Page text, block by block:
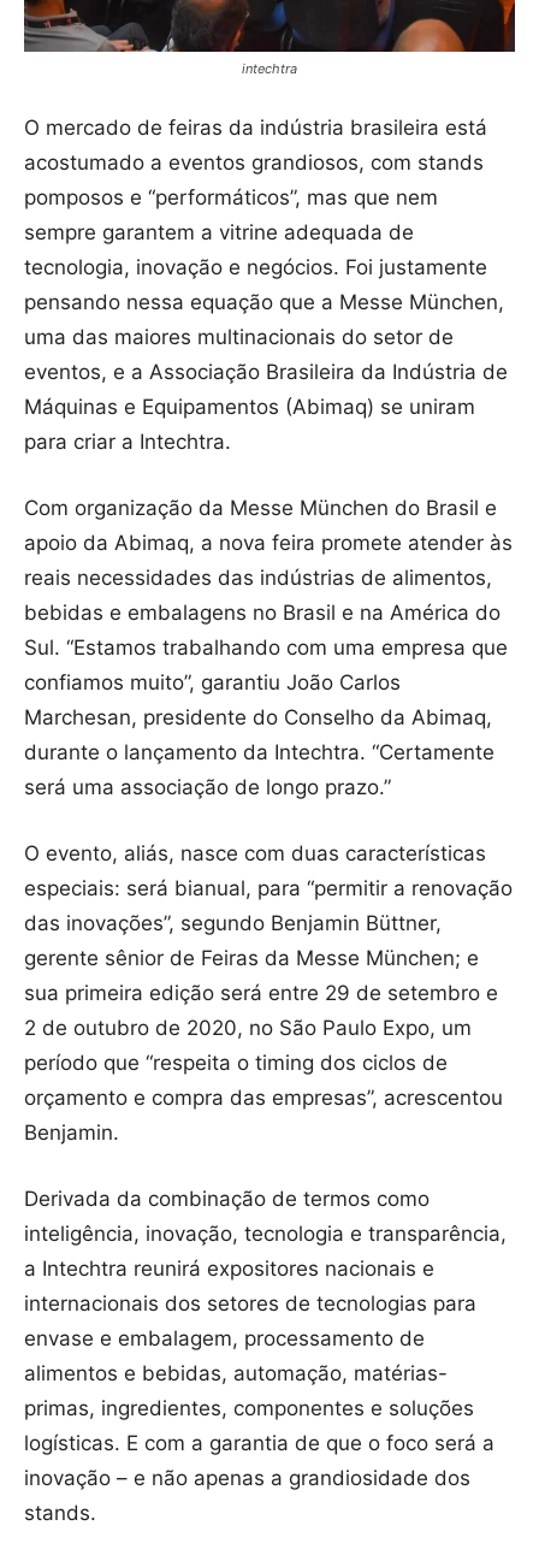
intechtra
O mercado de feiras da indústria brasileira está
acostumado a eventos grandiosos, com stands
pomposos e “performáticos”, mas que nem
sempre garantem a vitrine adequada de
tecnologia, inovação e negócios. Foi justamente
pensando nessa equação que a Messe München,
uma das maiores multinacionais do setor de
eventos, e a Associação Brasileira da Indústria de
Máquinas e Equipamentos (Abimaq) se uniram
para criar a Intechtra.
Com organização da Messe München do Brasil e
apoio da Abimaq, a nova feira promete atender às
reais necessidades das indústrias de alimentos,
bebidas e embalagens no Brasil e na América do
Sul. “Estamos trabalhando com uma empresa que
confiamos muito”, garantiu João Carlos
Marchesan, presidente do Conselho da Abimaq,
durante o lançamento da Intechtra. “Certamente
será uma associação de longo prazo.”
O evento, aliás, nasce com duas características
especiais: será bianual, para “permitir a renovação
das inovações”, segundo Benjamin Büttner,
gerente sênior de Feiras da Messe München; e
sua primeira edição será entre 29 de setembro e
2 de outubro de 2020, no São Paulo Expo, um
período que “respeita o timing dos ciclos de
orçamento e compra das empresas”, acrescentou
Benjamin.
Derivada da combinação de termos como
inteligência, inovação, tecnologia e transparência,
a Intechtra reunirá expositores nacionais e
internacionais dos setores de tecnologias para
envase e embalagem, processamento de
alimentos e bebidas, automação, matérias-
primas, ingredientes, componentes e soluções
logísticas. E com a garantia de que o foco será a
inovação – e não apenas a grandiosidade dos
stands.